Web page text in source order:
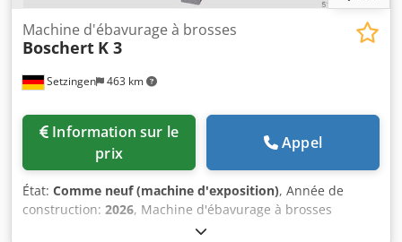
Setzingen 463 km
Machine d'ébavurage à brosses
Boschert K 3
prix
Appel
État: Comme neuf (machine d'exposition), Année de
construction: 2026, Machine d'ébavurage à brosses
Boschert modèle K3 pour l'ébavurage de bords de tôle